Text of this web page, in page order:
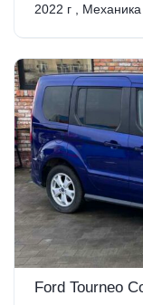
2022 г Механика
Ford Tourneo